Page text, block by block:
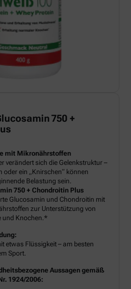
750 +
mit Mikronährstoffen
verändert sich die Gelenkstruktur –
oder ein „Knirschen“ können
Belastung sein.
750 + Chondroitin Plus
Glucosamin und Chondroitin mit
zur Unterstützung von
und Knochen.*
etwas Flüssigkeit – am besten
Sport.
Aussagen gemäß
1924/2006: